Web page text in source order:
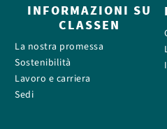
INFORMAZIONI SU
CLASSEN
La nostra promessa
Sostenibilità
Lavoro e carriera
Sedi